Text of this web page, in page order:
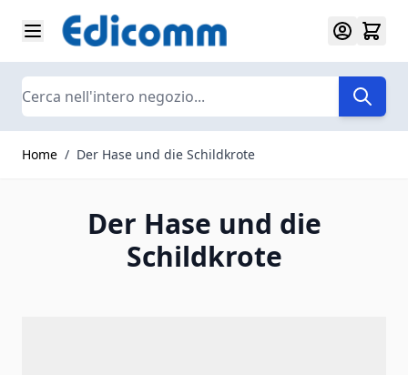
Salta al contenuto
Search
Home / Der Hase und die Schildkrote
Der Hase und die
Schildkrote